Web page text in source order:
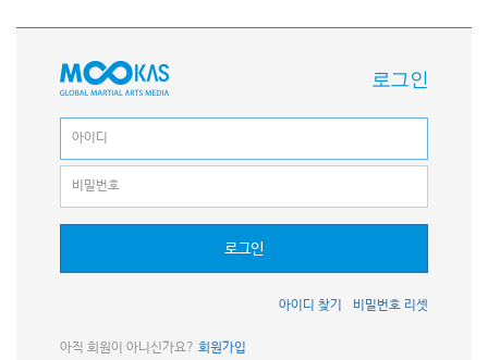
로그인
로그인
비밀번호 리셋
아이디 찾기
아직 회원이 아니신가요? 회원가입